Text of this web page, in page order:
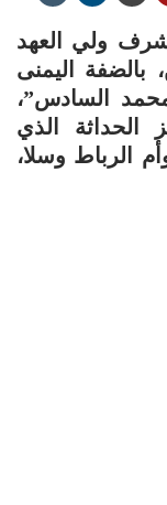
ولي العهد
بالضفة اليمنى
السادس”،
الحداثة الذي
الرباط وسلا،